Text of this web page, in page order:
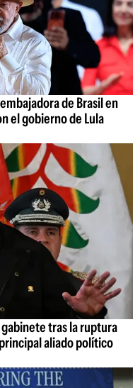
de Brasil en
el gobierno de Lula
tras la ruptura
aliado político